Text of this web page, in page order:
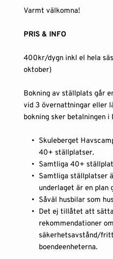
Varmt välkomna!
PRIS & INFO
400kr/dygn inkl el hela
oktober)
Bokning av ställplats går
vid 3 övernattningar eller
bokning sker betalningen i
Skuleberget
40+ ställplatser.
Samtliga 40+
Samtliga ställplatser
underlaget är en plan
Såväl husbilar som
Det ej tillåtet att
rekommendationer
säkerhetsavstånd/
boendeenheterna.